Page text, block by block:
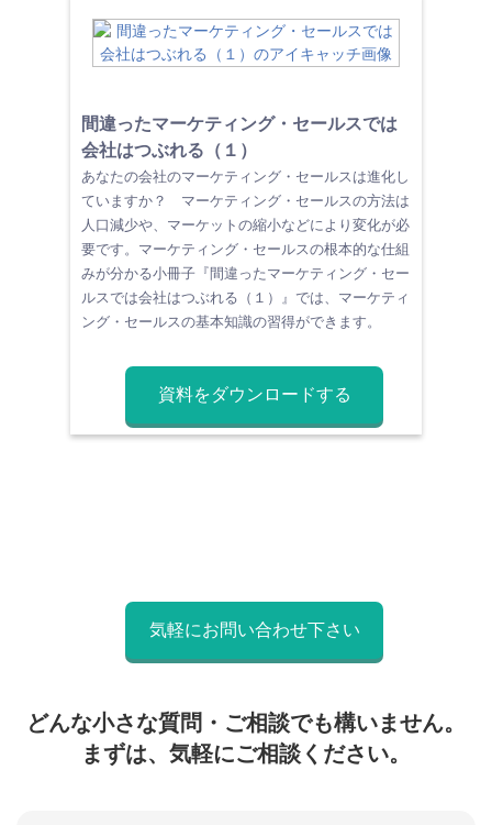
間違ったマーケティング・セールスでは
会社はつぶれる（１）
あなたの会社のマーケティング・セールスは進化し
ていますか？ マーケティング・セールスの方法は
人口減少や、マーケットの縮小などにより変化が必
要です。マーケティング・セールスの根本的な仕組
みが分かる小冊子『間違ったマーケティング・セー
ルスでは会社はつぶれる（１）』では、マーケティ
ング・セールスの基本知識の習得ができます。
資料をダウンロードする
気軽にお問い合わせ下さい
どんな小さな質問・ご相談でも構いません。
まずは、気軽にご相談ください。